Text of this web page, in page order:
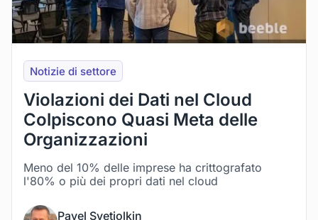
Notizie di settore
Violazioni dei Dati nel Cloud
Colpiscono Quasi Meta delle
Organizzazioni
Meno del 10% delle imprese ha crittografato
l'80% o più dei propri dati nel cloud
Pavel Svetjolkin